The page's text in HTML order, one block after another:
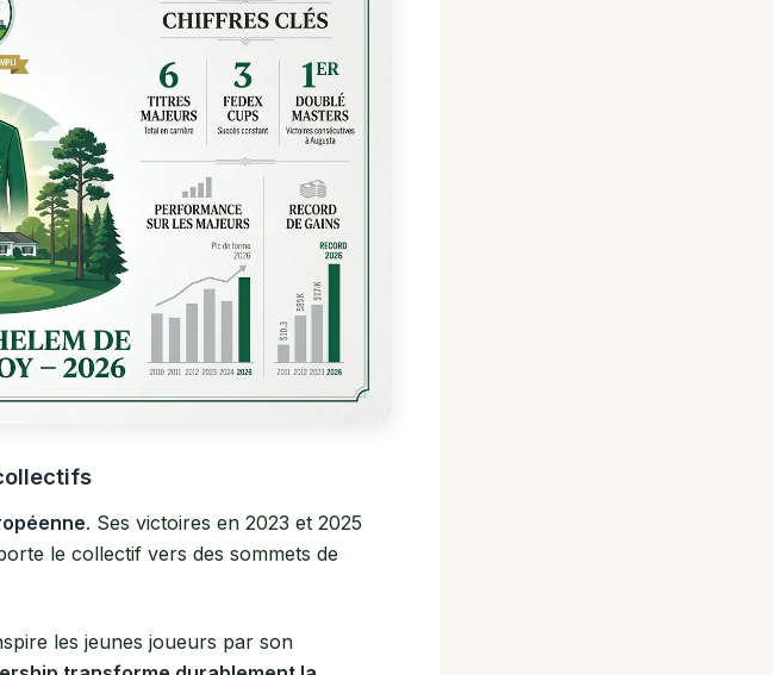
. Ses victoires en 2023 et 2025
le collectif vers des sommets de
les jeunes joueurs par son